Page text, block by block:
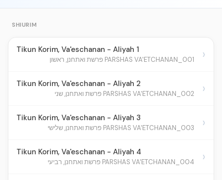
SHIURIM
Tikun Korim, Va'eschanan - Aliyah 1
001_PARSHAS VA'ETCHANAN פרשת ואתחנן, ראשון ›
Tikun Korim, Va'eschanan - Aliyah 2
002_PARSHAS VA'ETCHANAN פרשת ואתחנן, שני ›
Tikun Korim, Va'eschanan - Aliyah 3
003_PARSHAS VA'ETCHANAN פרשת ואתחנן, שלישי ›
Tikun Korim, Va'eschanan - Aliyah 4
004_PARSHAS VA'ETCHANAN פרשת ואתחנן, רביעי ›